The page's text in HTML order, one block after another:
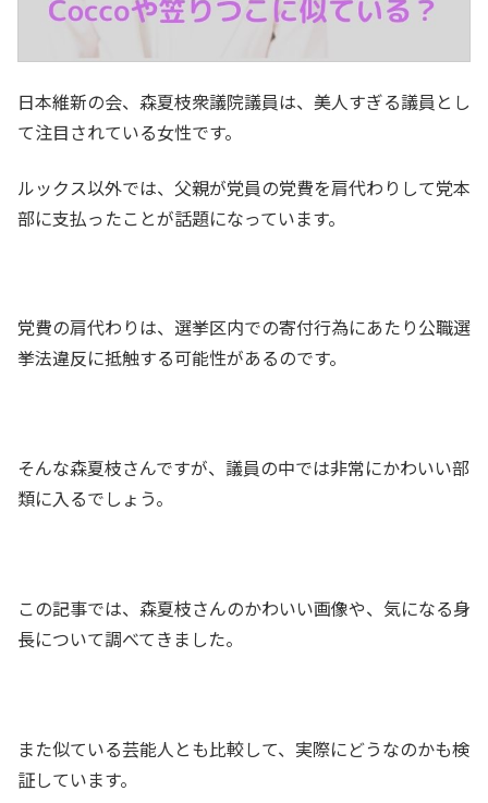
日本維新の会、森夏枝衆議院議員は、美人すぎる議員とし
て注目されている女性です。
ルックス以外では、父親が党員の党費を肩代わりして党本
部に支払ったことが話題になっています。
党費の肩代わりは、選挙区内での寄付行為にあたり公職選
挙法違反に抵触する可能性があるのです。
そんな森夏枝さんですが、議員の中では非常にかわいい部
類に入るでしょう。
この記事では、森夏枝さんのかわいい画像や、気になる身
長について調べてきました。
また似ている芸能人とも比較して、実際にどうなのかも検
証しています。